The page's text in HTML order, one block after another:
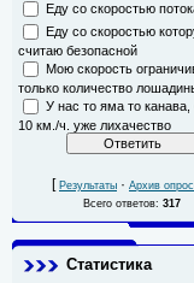
Еду со скоростью
Еду со скоростью
считаю безопасной
Мою скорость
только количество
У нас то яма то
10 км./ч. уже лихачество
[ Результаты · Архив
Всего ответов:317
Статистика